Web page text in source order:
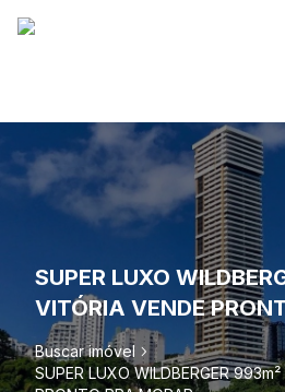
SUPER LUXO
VITÓRIA VENDE
Buscar imóvel
SUPER LUXO WILDBERGER